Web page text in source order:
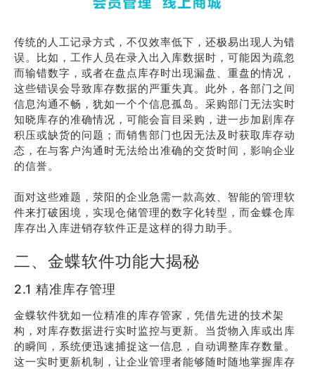
传统的人工记录方式，不仅效率低下，还极易出现人为错
误。比如，工作人员在录入出入库数据时，可能因为疏忽
而输错数字，或者在盘点库存时出现漏盘、重盘的情况，
这些错误会导致库存数据的严重失真。此外，各部门之间
信息沟通不畅，犹如一个个信息孤岛。采购部门无法实时
知晓库存的准确情况，可能会盲目采购，进一步加剧库存
积压或缺货的问题；而销售部门也因无法及时获取库存动
态，在与客户沟通时无法给出准确的交货时间，影响企业
的信誉。
面对这些难题，荥阳的企业急需一款高效、智能的管理软
件来打破困境，实现仓储管理的数字化转型，而金蝶仓库
库存出入库进销存软件正是这样的得力助手。
二、金蝶软件功能大揭秘
2.1 精准库存管理
金蝶软件犹如一位精准的库存管家，凭借先进的技术架
构，对库存数据进行实时监控与更新。当货物入库或出库
的瞬间，系统便迅速捕捉这一信息，自动调整库存数量。
这一实时更新机制，让企业管理者能够随时随地掌握库存